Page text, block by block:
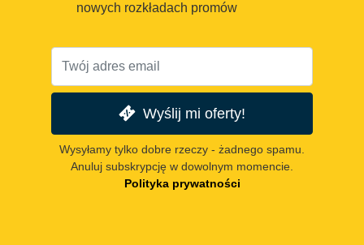
nowych rozkładach promów
Wyślij mi oferty!
Wysyłamy tylko dobre rzeczy - żadnego spamu.
Anuluj subskrypcję w dowolnym momencie.
Polityka prywatności